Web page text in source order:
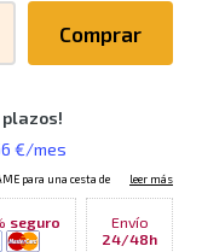
Comprar
seguro
Envío
24/48h